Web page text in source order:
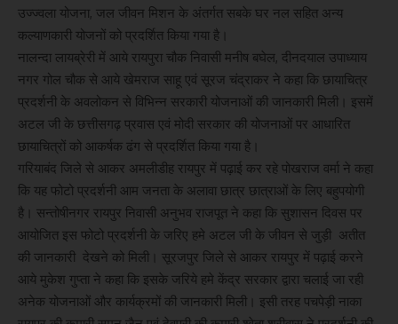
उज्ज्वला योजना, जल जीवन मिशन के अंतर्गत सबके घर नल सहित अन्य
कल्याणकारी योजनों को प्रदर्शित किया गया है।
नालन्दा लायब्रेरी में आये रायपुरा चौक निवासी मनीष बघेल, दीनदयाल उपाध्याय
नगर गोल चौक से आये खेमराज साहू एवं सूरज चंद्राकर ने कहा कि छायाचित्र
प्रदर्शनी के अवलोकन से विभिन्न सरकारी योजनाओं की जानकारी मिली। इसमें
अटल जी के छत्तीसगढ़ प्रवास एवं मोदी सरकार की योजनाओं पर आधारित
छायाचित्रों को आकर्षक ढंग से प्रदर्शित किया गया है।
गरियाबंद जिले से आकर अमलीडीह रायपुर में पढ़ाई कर रहे पोखराज वर्मा ने कहा
कि यह फोटो प्रदर्शनी आम जनता के अलावा छात्र छात्राओं के लिए बहुपयोगी
है। सन्तोषीनगर रायपुर निवासी अनुभव राजपूत ने कहा कि सुशासन दिवस पर
आयोजित इस फोटो प्रदर्शनी के जरिए हमे अटल जी के जीवन से जुड़ी अतीत
की जानकारी देखने को मिली। सूरजपुर जिले से आकर रायपुर में पढ़ाई करने
आये मुकेश गुप्ता ने कहा कि इसके जरिये हमे केंद्र सरकार द्वारा चलाई जा रही
अनेक योजनाओं और कार्यक्रमों की जानकारी मिली। इसी तरह पचपेड़ी नाका